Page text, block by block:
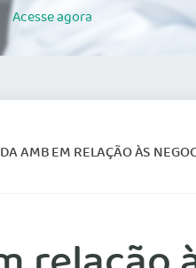
Acesseagora
AMB EM RELAÇÃO ÀS